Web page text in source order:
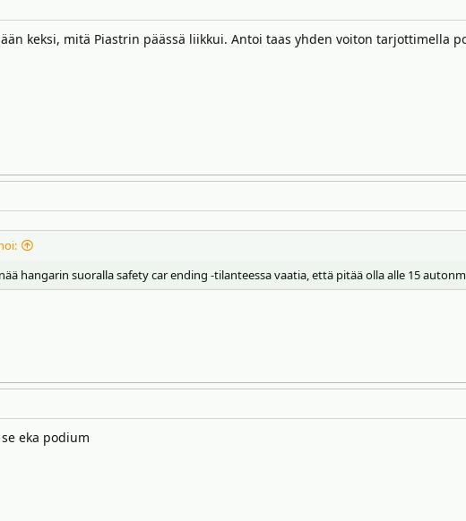
keksi, mitä Piastrin päässä liikkui. Antoi taas yhden voiton tarjottimella
hangarin suoralla safety car ending -tilanteessa vaatia, että pitää olla alle 15
eka podium